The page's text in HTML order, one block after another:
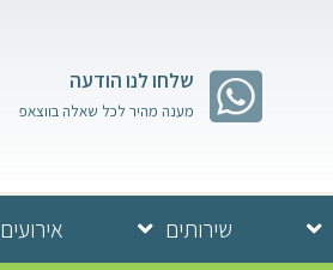
שלחו לנו הודעה
מענה מהיר לכל שאלה בווצאפ
שירותים אירועים